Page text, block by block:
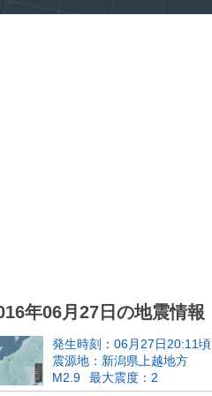
年06月27日の地震情報
発生時刻：06月27日20:11頃
震源地：新潟県上越地方
M2.9
最大震度：2